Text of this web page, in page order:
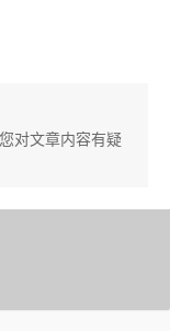
对文章内容有疑